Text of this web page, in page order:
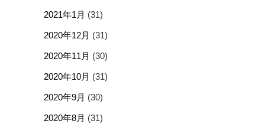
2021年1月 (31)
2020年12月 (31)
2020年11月 (30)
2020年10月 (31)
2020年9月 (30)
2020年8月 (31)